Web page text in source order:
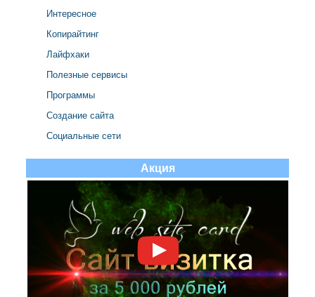
Интересное
Копирайтинг
Лайфхаки
Полезные сервисы
Программы
Создание сайта
Социальные сети
Акция